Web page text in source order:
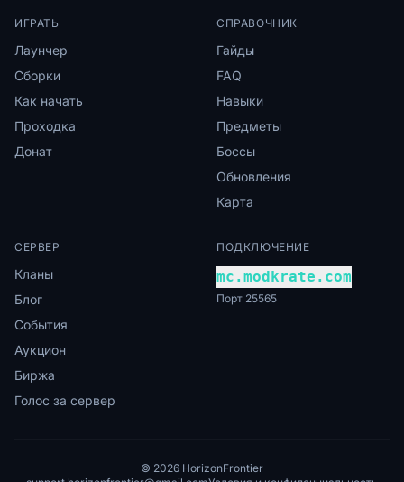
ИГРАТЬ
Лаунчер
Сборки
Как начать
Проходка
Донат
СПРАВОЧНИК
Гайды
FAQ
Навыки
Предметы
Боссы
Обновления
Карта
СЕРВЕР
Кланы
Блог
События
Аукцион
Биржа
Голос за сервер
ПОДКЛЮЧЕНИЕ
mc.modkrate.com
Порт 25565
© 2026 HorizonFrontier